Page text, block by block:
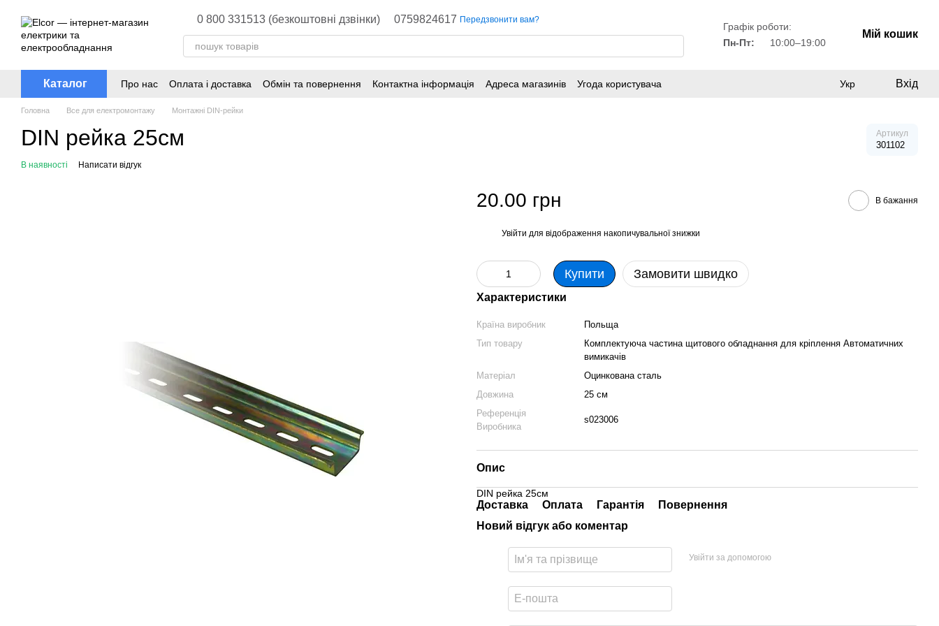
0 800 331513 (безкоштовні дзвінки) 0759824617 Передзвонити вам?
Графік роботи:
Пн-Пт:
10:00–19:00
Мій кошик
Каталог Про нас Оплата і доставка Обмін та повернення Контактна інформація Адреса магазинів Угода користувача Укр Вхід
Головна Все для електромонтажу Монтажні DIN-рейки
DIN рейка 25см Артикул
301102
В наявності Написати відгук
20.00 грн В бажання
Увійти для відображення накопичувальної знижки
Купити Замовити швидко
Характеристики
Країна виробник
Польща
Тип товару
Комплектуюча частина щитового обладнання для кріплення Автоматичних
вимикачів
Матеріал
Оцинкована сталь
Довжина
25 см
Референція
Виробника
s023006
Опис
DIN рейка 25см
Доставка Оплата Гарантія
Повернення
Новий відгук або коментар
Увійти за допомогою